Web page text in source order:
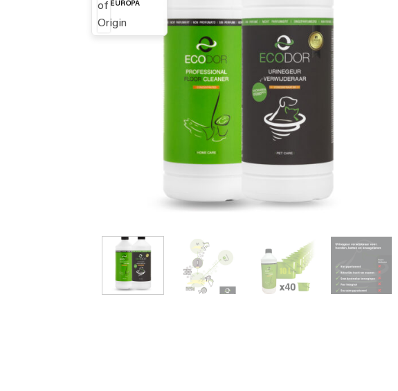
EUROPA